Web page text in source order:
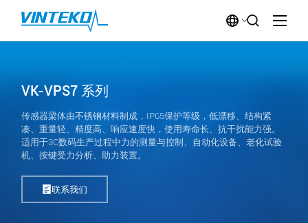
VK-VPS7 系列
传感器梁体由不锈钢材料制成，IP65保护等级，低漂移、结构紧
凑、重量轻、精度高、响应速度快，使用寿命长、抗干扰能力强。
适用于3C数码生产过程中力的测量与控制、自动化设备、老化试验
机、按键受力分析、助力装置。
联系我们